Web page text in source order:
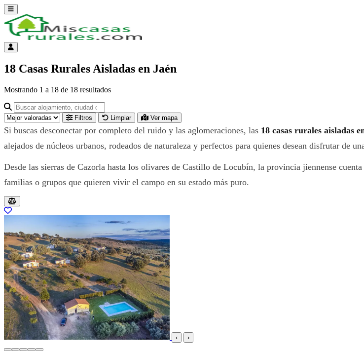
Abrir menú
Menú de cuenta
18 Casas Rurales Aisladas en Jaén
Mostrando 1 a 18 de 18 resultados
Buscar alojamiento, ciudad o provincia para ir a su página
Filtros Limpiar Ver mapa
Si buscas desconectar por completo del ruido y las aglomeraciones, las 18 casas rurales aisladas
alejados de núcleos urbanos, rodeados de naturaleza y perfectos para quienes desean disfrutar de
Desde las sierras de Cazorla hasta los olivares de Castillo de Locubín, la provincia jiennense
familias o grupos que quieren vivir el campo en su estado más puro.
Resultados del listado
‹ ›